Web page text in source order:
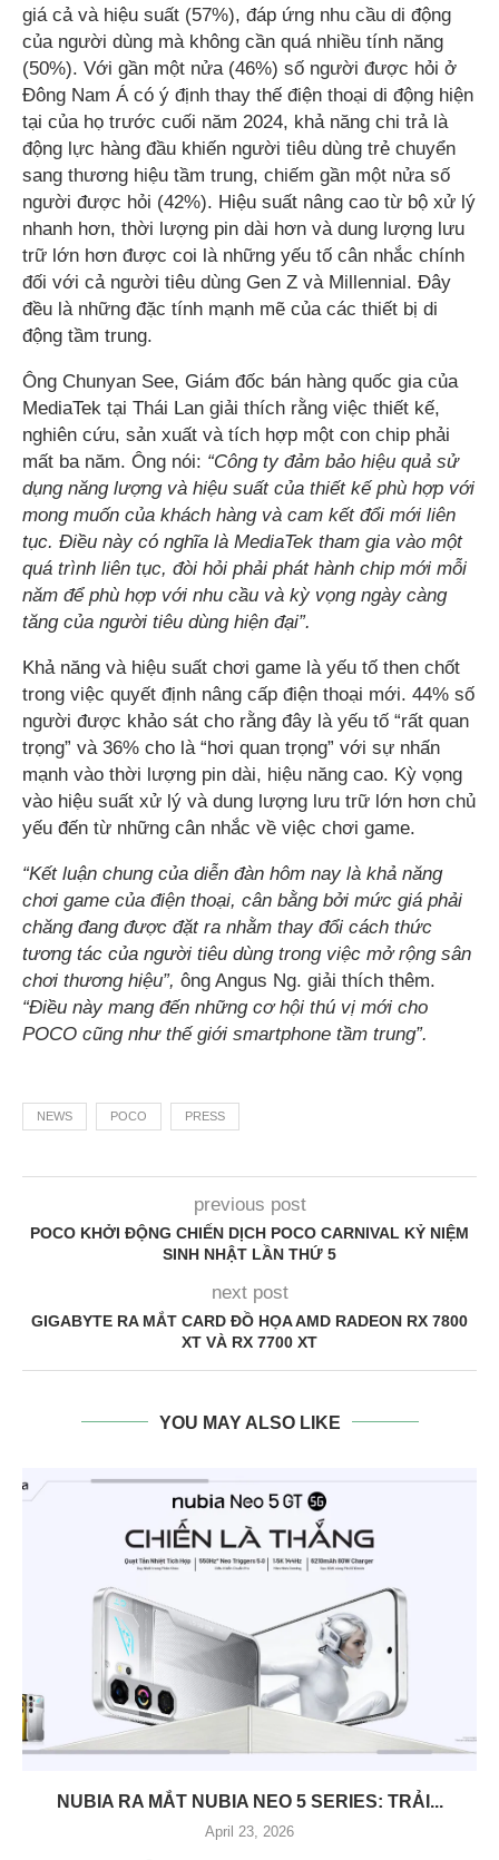
giá cả và hiệu suất (57%), đáp ứng nhu cầu di động
của người dùng mà không cần quá nhiều tính năng
(50%). Với gần một nửa (46%) số người được hỏi ở
Đông Nam Á có ý định thay thế điện thoại di động hiện
tại của họ trước cuối năm 2024, khả năng chi trả là
động lực hàng đầu khiến người tiêu dùng trẻ chuyển
sang thương hiệu tầm trung, chiếm gần một nửa số
người được hỏi (42%). Hiệu suất nâng cao từ bộ xử lý
nhanh hơn, thời lượng pin dài hơn và dung lượng lưu
trữ lớn hơn được coi là những yếu tố cân nhắc chính
đối với cả người tiêu dùng Gen Z và Millennial. Đây
đều là những đặc tính mạnh mẽ của các thiết bị di
động tầm trung.
Ông Chunyan See, Giám đốc bán hàng quốc gia của
MediaTek tại Thái Lan giải thích rằng việc thiết kế,
nghiên cứu, sản xuất và tích hợp một con chip phải
mất ba năm. Ông nói: “Công ty đảm bảo hiệu quả sử
dụng năng lượng và hiệu suất của thiết kế phù hợp với
mong muốn của khách hàng và cam kết đổi mới liên
tục. Điều này có nghĩa là MediaTek tham gia vào một
quá trình liên tục, đòi hỏi phải phát hành chip mới mỗi
năm để phù hợp với nhu cầu và kỳ vọng ngày càng
tăng của người tiêu dùng hiện đại”.
Khả năng và hiệu suất chơi game là yếu tố then chốt
trong việc quyết định nâng cấp điện thoại mới. 44% số
người được khảo sát cho rằng đây là yếu tố “rất quan
trọng” và 36% cho là “hơi quan trọng” với sự nhấn
mạnh vào thời lượng pin dài, hiệu năng cao. Kỳ vọng
vào hiệu suất xử lý và dung lượng lưu trữ lớn hơn chủ
yếu đến từ những cân nhắc về việc chơi game.
“Kết luận chung của diễn đàn hôm nay là khả năng
chơi game của điện thoại, cân bằng bởi mức giá phải
chăng đang được đặt ra nhằm thay đổi cách thức
tương tác của người tiêu dùng trong việc mở rộng sân
chơi thương hiệu”, ông Angus Ng. giải thích thêm.
“Điều này mang đến những cơ hội thú vị mới cho
POCO cũng như thế giới smartphone tầm trung”.
NEWS POCO PRESS
previous post
POCO KHỞI ĐỘNG CHIẾN DỊCH POCO CARNIVAL KỶ NIỆM
SINH NHẬT LẦN THỨ 5
next post
GIGABYTE RA MẮT CARD ĐỒ HỌA AMD RADEON RX 7800
XT VÀ RX 7700 XT
YOU MAY ALSO LIKE
NUBIA RA MẮT NUBIA NEO 5 SERIES: TRẢI...
April 23, 2026